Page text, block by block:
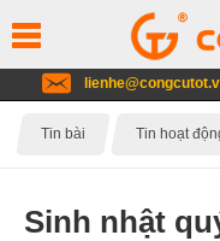
Tin bài Tin hoạt
Sinh nhật